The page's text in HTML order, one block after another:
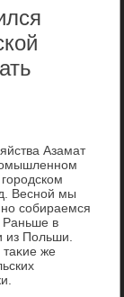
Азамат
Весной мы
собираемся
Раньше в
из Польши.
же